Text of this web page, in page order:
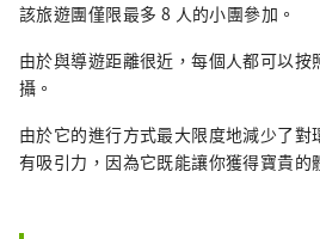
該旅遊團僅限最多 8 人的小團參加。
由於與導遊距離很近，每個人都可以按
攝。
由於它的進行方式最大限度地減少了對
有吸引力，因為它既能讓你獲得寶貴的